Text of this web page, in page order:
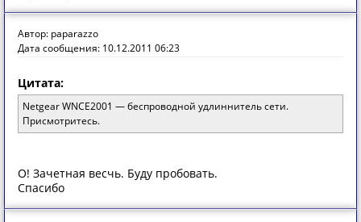
Автор: paparazzo
Дата сообщения: 10.12.2011 06:23
Цитата:
Netgear WNCE2001 — беспроводной удлиннитель сети.
Присмотритесь.
О! Зачетная весчь. Буду пробовать.
Спасибо